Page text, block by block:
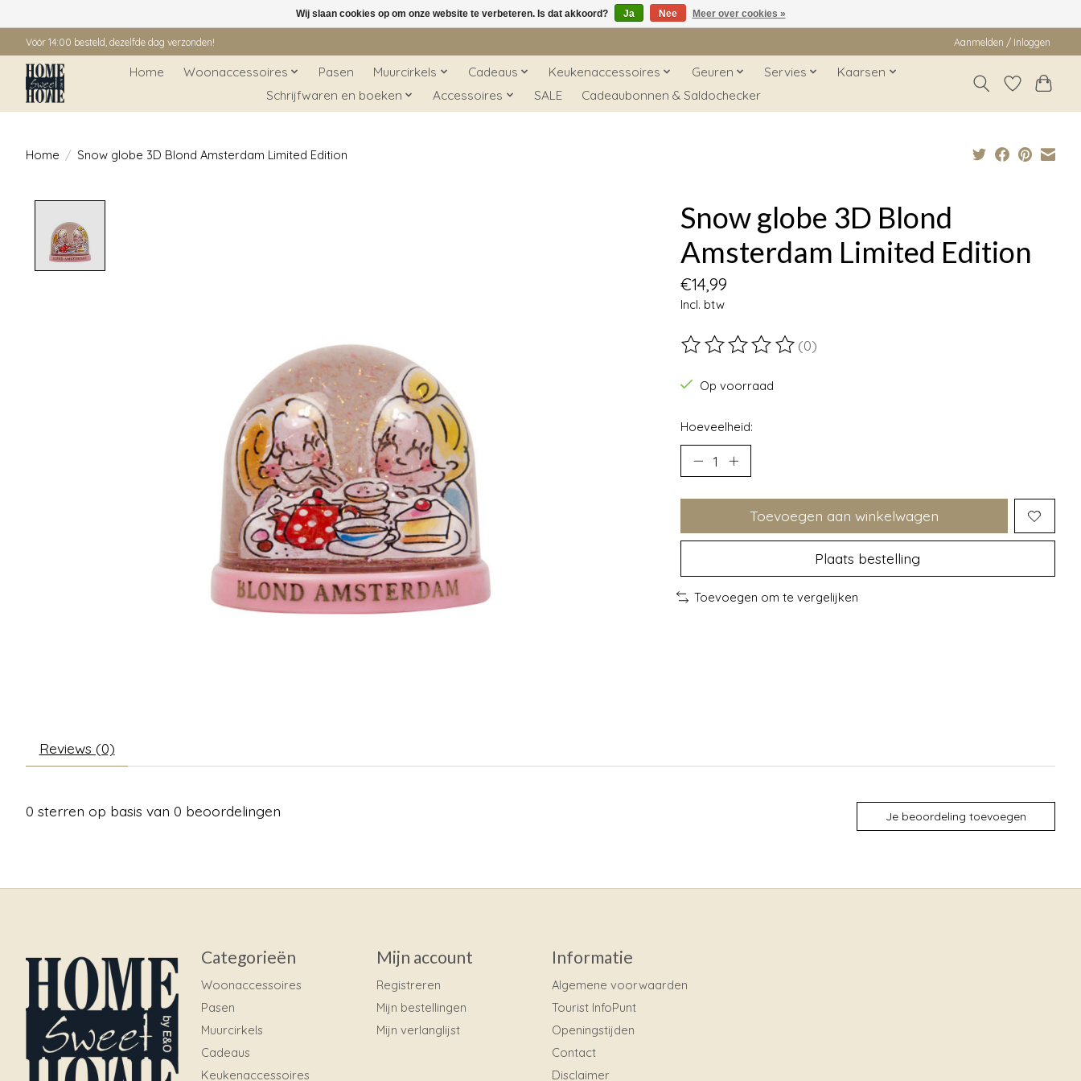
Vóór 14:00 besteld, dezelfde dag verzonden! Aanmelden / Inloggen
Home Woonaccessoires Pasen Muurcirkels Cadeaus Keukenaccessoires Geuren Servies
Kaarsen
Schrijfwaren en boeken
Accessoires SALE Cadeaubonnen & Saldochecker
Home / Snow globe 3D Blond Amsterdam Limited Edition
Snow globe 3D Blond
Amsterdam Limited Edition
€14,99
Incl. btw
De beoordeling van dit product is
(0)
Op voorraad
Hoeveelheid:
Toevoegen aan winkelwagen
Plaats bestelling
Toevoegen om te vergelijken
Reviews (0)
0 sterren op basis van 0 beoordelingen Je beoordeling toevoegen
Categorieën
Woonaccessoires
Pasen
Muurcirkels
Cadeaus
Keukenaccessoires
Mijn account
Registreren
Mijn bestellingen
Mijn verlanglijst
Informatie
Algemene voorwaarden
Tourist InfoPunt
Openingstijden
Contact
Disclaimer
Wij slaan cookies op om onze website te verbeteren. Is dat akkoord? Ja Nee Meer over cookies »